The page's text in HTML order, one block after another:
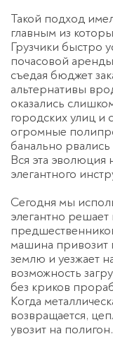
Такой подход
главным из
Грузчики быстро
почасовой
съедая бюджет
альтернативы
оказались
городских улиц и
огромные
банально
Вся эта эволюция
элегантного
Сегодня мы
элегантно
машина привозит
землю и уезжает
возможность
без криков
Когда
возвращается,
увозит на полигон.